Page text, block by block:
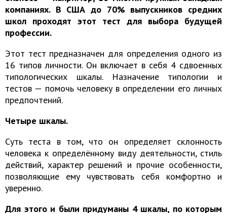
компаниях. В США до 70% выпускников средних
школ проходят этот тест для выбора будущей
профессии.
Этот тест предназначен для определения одного из
16 типов личности. Он включает в себя 4 сдвоенных
типологических шкалы. Назначение типологии и
тестов — помочь человеку в определении его личных
предпочтений.
Четыре шкалы.
Суть теста в том, что он определяет склонность
человека к определённому виду деятельности, стиль
действий, характер решений и прочие особенности,
позволяющие ему чувствовать себя комфортно и
уверенно.
Для этого и были придуманы 4 шкалы, по которым